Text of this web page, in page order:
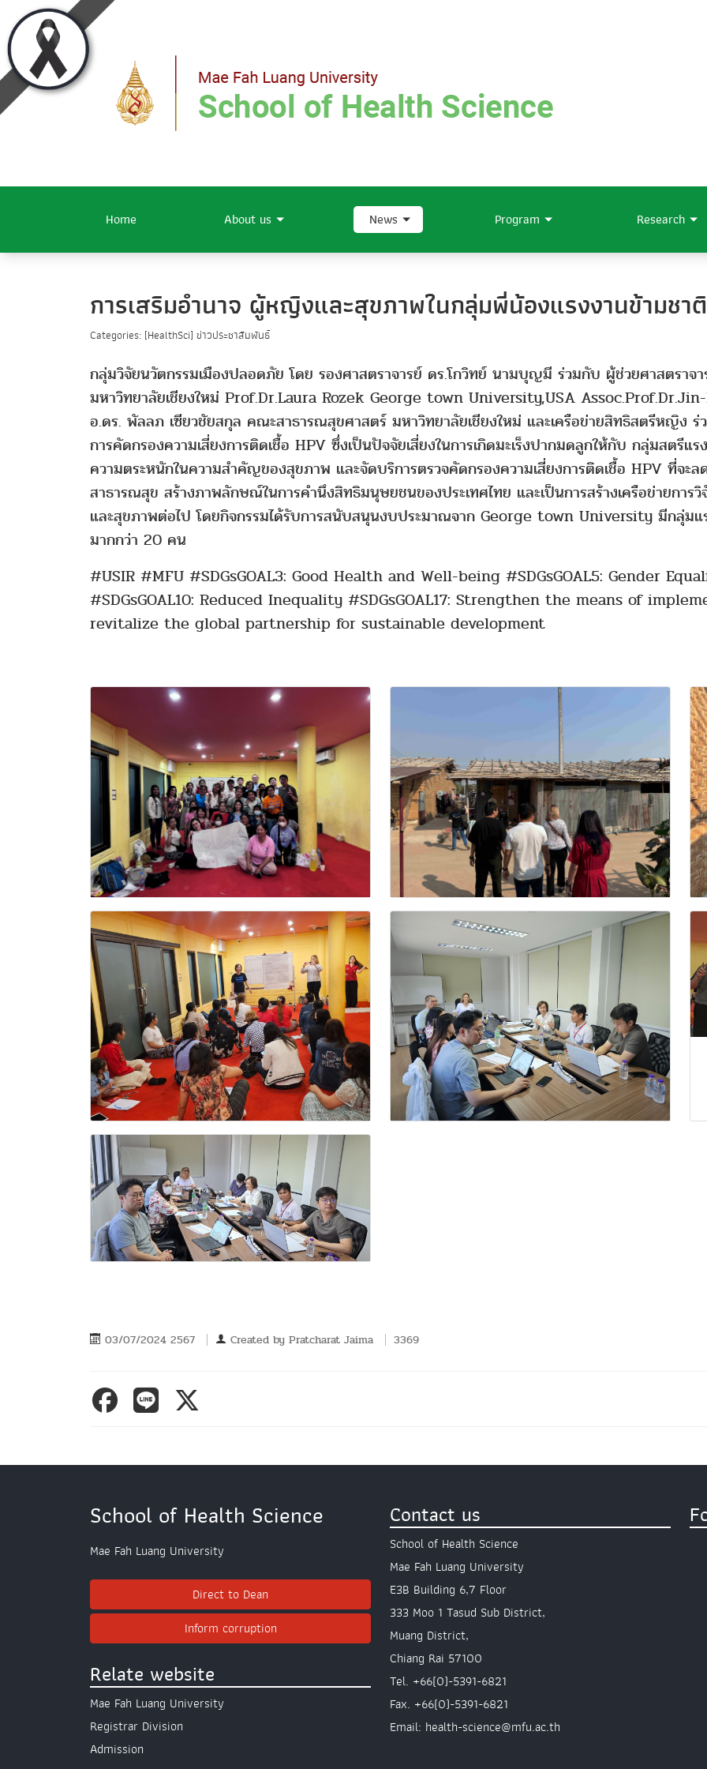
Home About us News Program Research
การเสริมอำนาจ ผู้หญิงและสุขภาพในกลุ่มพี่น้องแรงงานข้ามชาติ
Categories: [HealthSci] ข่าวประชาสัมพันธ์
กลุ่มวิจัยนวัตกรรมเมืองปลอดภัย โดย รองศาสตราจารย์ ดร.โกวิทย์ นามบุญมี ร่วมกับ ผู้ช่วยศาสตราจ
มหาวิทยาลัยเชียงใหม่ Prof.Dr.Laura Rozek George town University,USA
อ.ดร. พัลลภ เซียวชัยสกุล คณะสาธารณสุขศาสตร์ มหาวิทยาลัยเชียงใหม่ และเครือข่ายสิทธิสตรีหญิง
การคัดกรองความเสี่ยงการติดเชื้อ HPV ซึ่งเป็นปัจจัยเสี่ยงในการเกิดมะเร็งปากมดลูกให้กับ กลุ่มสตรีแ
ความตระหนักในความสำคัญของสุขภาพ และจัดบริการตรวจคัดกรองความเสี่ยงการติดเชื้อ HPV ที่จะล
สาธารณสุข สร้างภาพลักษณ์ในการคำนึงสิทธิมนุษยชนของประเทศไทย และเป็นการสร้างเครือข่ายการ
และสุขภาพต่อไป โดยกิจกรรมได้รับการสนับสนุนงบประมาณจาก George town University มีกลุ่มแร
มากกว่า 20 คน
#USIR #MFU #SDGsGOAL3: Good Health and Well-being #SDGsGOAL5: Gender
#SDGsGOAL10: Reduced Inequality #SDGsGOAL17: Strengthen the means of
revitalize the global partnership for sustainable development
03/07/2024 2567 Created by Pratcharat Jaima 3369
School of Health Science
Mae Fah Luang University
Direct to Dean
Inform corruption
Relate website
Mae Fah Luang University
Registrar Division
Admission
Contact us
School of Health Science
Mae Fah Luang University
E3B Building 6,7 Floor
333 Moo 1 Tasud Sub District,
Muang District,
Chiang Rai 57100
Tel. +66(0)-5391-6821
Fax. +66(0)-5391-6821
Email: health-science@mfu.ac.th